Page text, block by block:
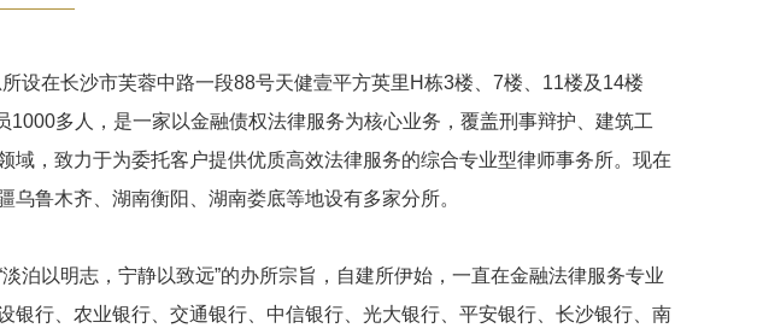
设在长沙市芙蓉中路一段88号天健壹平方英里H栋3楼、7楼、11楼及14楼
1000多人，是一家以金融债权法律服务为核心业务，覆盖刑事辩护、建筑工
域，致力于为委托客户提供优质高效法律服务的综合专业型律师事务所。现在
鲁木齐、湖南衡阳、湖南娄底等地设有多家分所。
泊以明志，宁静以致远”的办所宗旨，自建所伊始，一直在金融法律服务专业
银行、农业银行、交通银行、中信银行、光大银行、平安银行、长沙银行、南